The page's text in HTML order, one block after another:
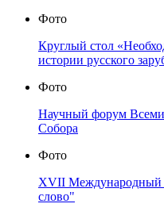
Фото
Круглый стол
истории русского
Фото
Научный форум
Собора
Фото
XVII Международный
слово"